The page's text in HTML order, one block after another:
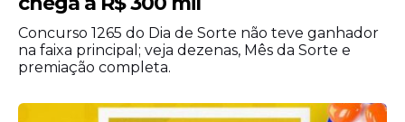
Concurso 1265 do Dia de Sorte não teve ganhador
na faixa principal; veja dezenas, Mês da Sorte e
premiação completa.